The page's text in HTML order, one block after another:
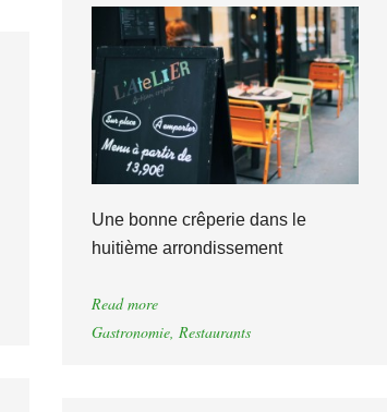
Une bonne crêperie dans le
huitième arrondissement
Read more
Gastronomie, Restaurants